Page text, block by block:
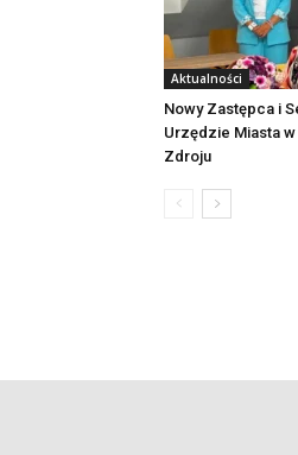
Aktualności
Nowy Zastępca i
Urzędzie Miasta
Zdroju